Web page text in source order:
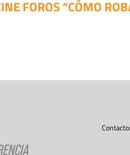
FOROS “CÓMO
Contacto: